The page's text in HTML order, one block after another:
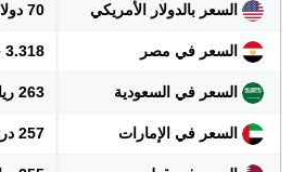
السعر بالدولار الأمريكي 70 دولار
السعر في مصر 3.318 جنيه
السعر في السعودية 263 ريال
السعر في الإمارات 257 درهم